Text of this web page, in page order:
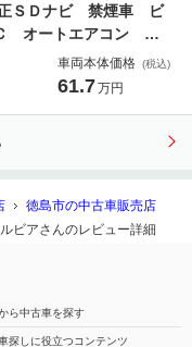
ＳＤナビ 禁煙車 ビ
オートエアコン Ｂ
ｈ ＣＤ ＤＶＤ再
車両本体価格 (税込)
61.7万円
徳島市の中古車販売店
ビアさんのレビュー詳細
ら中古車を探す
探しに役立つコンテンツ